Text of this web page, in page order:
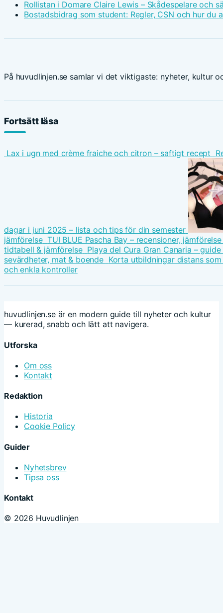
Rollistan i Domare Claire Lewis – Skådespelare och
Bostadsbidrag som student: Regler, CSN och hur du
På huvudlinjen.se samlar vi det viktigaste: nyheter, kultur
Fortsätt läsa
Lax i ugn med crème fraiche och citron – saftigt recept
dagar i juni 2025 – lista och tips för din semester
jämförelse TUI BLUE Pascha Bay – recensioner,
tidtabell & jämförelse Playa del Cura Gran Canaria –
sevärdheter, mat & boende Korta utbildningar distans
och enkla kontroller
huvudlinjen.se är en modern guide till nyheter och kultur
— kurerad, snabb och lätt att navigera.
Utforska
Om oss
Kontakt
Redaktion
Historia
Cookie Policy
Guider
Nyhetsbrev
Tipsa oss
Kontakt
© 2026 Huvudlinjen